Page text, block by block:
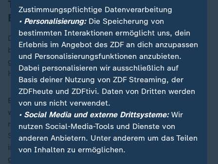
Trump: Bildungsministerium ist "großer
Betrug"
Das "Wall Street Journal" hatte vergangene Woche
berichtet, dass Trump ein Dekret zur Auflösung des
ganzen Ministeriums unterzeichnen wolle. Das Weiße
Haus hatte dazu bis Dienstagabend nichts erklärt.
Ein Entwurf, der dem "Wall Street Journal" vorliege,
weise Bildungsministerin McMahon an, alle
notwendigen Schritte zu unternehmen, um die
Schließung des Ministeriums zu ermöglichen, hieß es
in der Zeitung. Ziel sei, dies im gesetzlich
größtmöglichen Umfang zu machen, zitiert die Zeitung
Zustimmungspflichtige Datenverarbeitung
• Personalisierung:Die Speicherung von
bestimmten Interaktionen ermöglicht uns, dein
Erlebnis im Angebot des ZDF an dich anzupassen
und Personalisierungsfunktionen anzubieten.
Dabei personalisieren wir ausschließlich auf
Basis deiner Nutzung von ZDF Streaming, der
ZDFheute und ZDFtivi. Daten von Dritten werden
von uns nicht verwendet.
• Social Media und externe Drittsysteme:Wir
nutzen Social-Media-Tools und Dienste von
anderen Anbietern. Unter anderem um das Teilen
von Inhalten zu ermöglichen.